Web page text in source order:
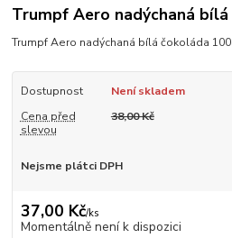
Trumpf Aero nadýchaná
Trumpf Aero nadýchaná bílá čokoláda
Dostupnost
Není skladem
Cena před
slevou
38,00 Kč
Nejsme plátci DPH
37,00 Kč/ks
Momentálně není k dispozici